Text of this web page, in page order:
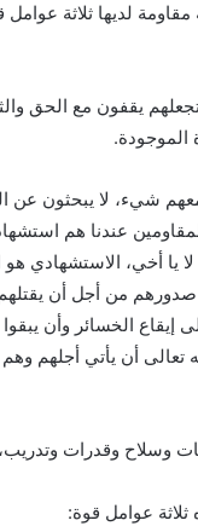
لديها ثلاثة
يقفون مع الحق
الموجودة.
شيء، لا يبحثون عن
عندنا هم
يا أخي، الاستشهادي
من أجل أن يقتلهم
الخسائر وأن
تعالى أن يأتي أجلهم
وسلاح وقدرات وتدريب،
عوامل قوة: